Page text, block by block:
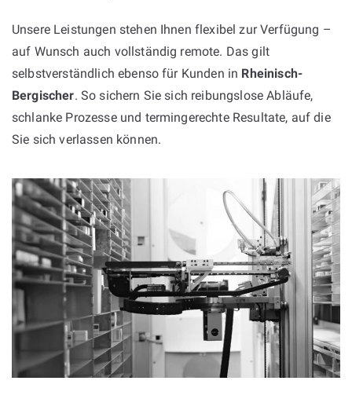
Unsere Leistungen stehen Ihnen flexibel zur Verfügung –
auf Wunsch auch vollständig remote. Das gilt
selbstverständlich ebenso für Kunden in Rheinisch-
Bergischer. So sichern Sie sich reibungslose Abläufe,
schlanke Prozesse und termingerechte Resultate, auf die
Sie sich verlassen können.